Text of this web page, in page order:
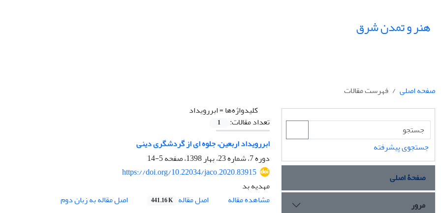
هنر و تمدن شرق
صفحه اصلی
فهرست مقالات
کلیدواژه‌ها =ابررویداد
تعداد مقالات:
1
ابررویداد اربعین، جلوه ای از گردشگری دینی
دوره 7، شماره 23، بهار 1398، صفحه
5-14
https://doi.org/10.22034/jaco.2020.83915
مهدیه بد
مشاهده مقاله
اصل مقاله 441.16 K اصل مقاله به زبان دوم
جستجوی پیشرفته
صفحۀ اصلی
مرور